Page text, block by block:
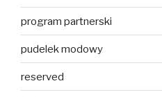
program partnerski
pudelek modowy
reserved